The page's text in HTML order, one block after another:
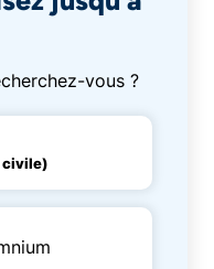
vous ?
civile)